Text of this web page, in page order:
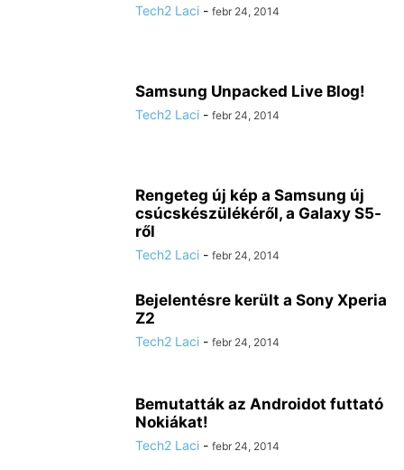
Tech2 Laci - febr 24, 2014
Samsung Unpacked Live Blog!
Tech2 Laci - febr 24, 2014
Rengeteg új kép a Samsung új
csúcskészülékéről, a Galaxy S5-
ről
Tech2 Laci - febr 24, 2014
Bejelentésre került a Sony Xperia
Z2
Tech2 Laci - febr 24, 2014
Bemutatták az Androidot futtató
Nokiákat!
Tech2 Laci - febr 24, 2014